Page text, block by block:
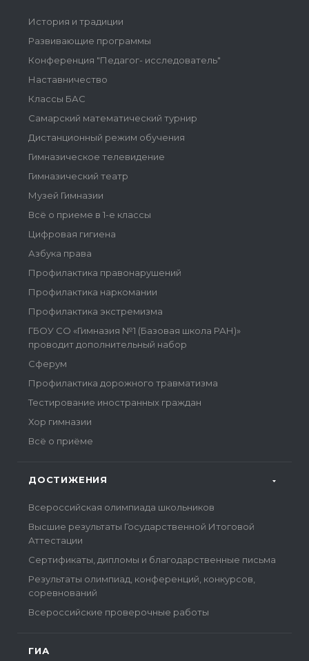
История и традиции
Развивающие программы
Конференция "Педагог- исследователь"
Наставничество
Классы БАС
Самарский математический турнир
Дистанционный режим обучения
Гимназическое телевидение
Гимназический театр
Музей Гимназии
Всё о приеме в 1-е классы
Цифровая гигиена
Азбука права
Профилактика правонарушений
Профилактика наркомании
Профилактика экстремизма
ГБОУ СО «Гимназия №1 (Базовая школа РАН)»
проводит дополнительный набор
Сферум
Профилактика дорожного травматизма
Тестирование иностранных граждан
Хор гимназии
Всё о приёме
ДОСТИЖЕНИЯ
Всероссийская олимпиада школьников
Высшие результаты Государственной Итоговой
Аттестации
Сертификаты, дипломы и благодарственные письма
Результаты олимпиад, конференций, конкурсов,
соревнований
Всероссийские проверочные работы
ГИА